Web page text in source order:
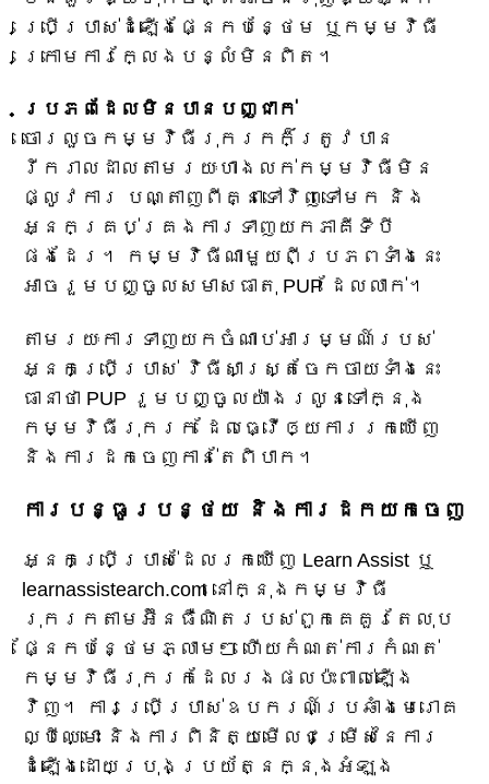
ប្រើប្រាស់ដំឡើងផ្នែកបន្ថែម ឬកម្មវិធី
ក្រោមការក្លែងបន្លំមិនពិត។
ប្រភពដែលមិនបានបញ្ជាក់
ចោរលួចកម្មវិធីរុករកក៏ត្រូវបាន
រីករាលដាលតាមរយៈហាងលក់កម្មវិធីមិន
ផ្លូវការ បណ្តាញពីគ្នាទៅវិញទៅមក និង
អ្នកគ្រប់គ្រងការទាញយកភាគីទីបី
ផងដែរ។ កម្មវិធីណាមួយពីប្រភពទាំងនេះ
អាចរួមបញ្ចូលសមាសធាតុ PUP ដែលលាក់។
តាមរយៈការទាញយកចំណាប់អារម្មណ៍របស់
អ្នកប្រើប្រាស់ វិធីសាស្ត្រចែកចាយទាំងនេះ
ធានាថា PUP រួមបញ្ចូលយ៉ាងរលូនទៅក្នុង
កម្មវិធីរុករក ដែលធ្វើឲ្យការរកឃើញ
និងការដកចេញកាន់តែពិបាក។
ការបន្ធូរបន្ថយ និងការដកយកចេញ
អ្នកប្រើប្រាស់ដែលរកឃើញ Learn Assist ឬ
learnassistearch.com នៅក្នុងកម្មវិធី
រុករកតាមអ៊ីនធឺណិតរបស់ពួកគេគួរតែលុប
ផ្នែកបន្ថែមភ្លាមៗ ហើយកំណត់ការកំណត់
កម្មវិធីរុករកដែលរងផលប៉ះពាល់ឡើង
វិញ។ ការប្រើប្រាស់ឧបករណ៍ប្រឆាំងមេរោគ
ល្បីឈ្មោះ និងការពិនិត្យមើលជម្រើសនៃការ
ដំឡើងដោយប្រុងប្រយ័ត្នក្នុងអំឡុង